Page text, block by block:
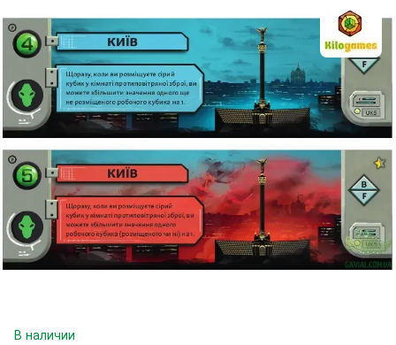
В наличии